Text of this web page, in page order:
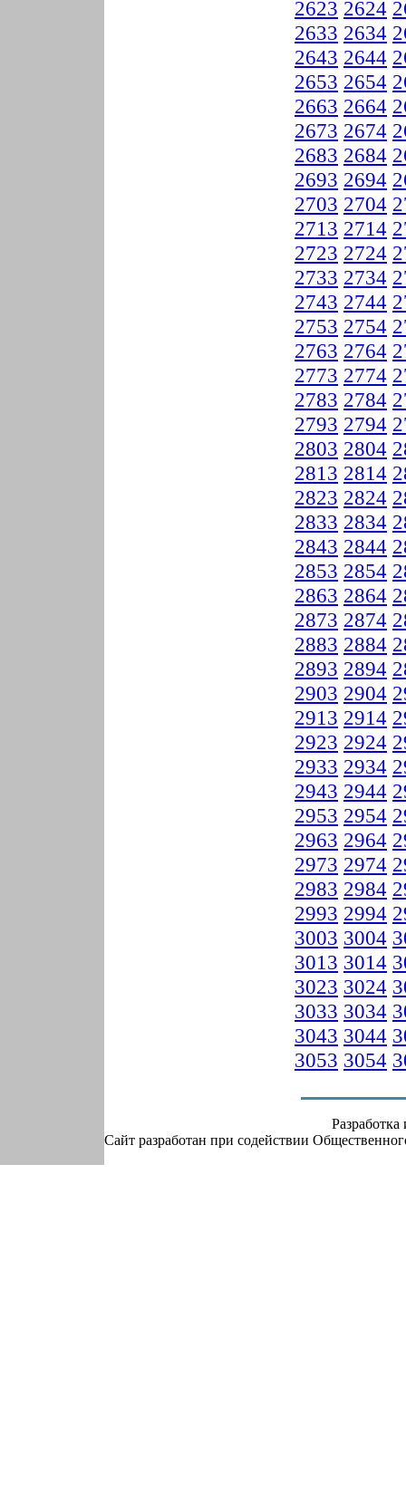
2623 2624
2633 2634
2643 2644
2653 2654
2663 2664
2673 2674
2683 2684
2693 2694
2703 2704
2713 2714
2723 2724
2733 2734
2743 2744
2753 2754
2763 2764
2773 2774
2783 2784
2793 2794
2803 2804
2813 2814
2823 2824
2833 2834
2843 2844
2853 2854
2863 2864
2873 2874
2883 2884
2893 2894
2903 2904
2913 2914
2923 2924
2933 2934
2943 2944
2953 2954
2963 2964
2973 2974
2983 2984
2993 2994
3003 3004
3013 3014
3023 3024
3033 3034
3043 3044
3053 3054
Сайт разработан при содействии